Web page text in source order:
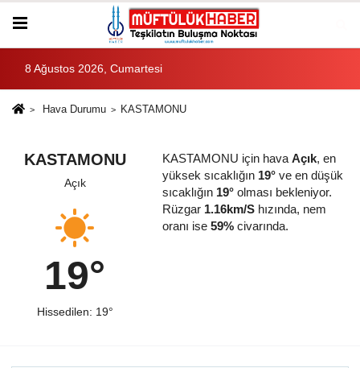
8 Ağustos 2026, Cumartesi
Hava Durumu KASTAMONU
KASTAMONU
Açık
19°
Hissedilen: 19°
KASTAMONU için hava Açık, en
yüksek sıcaklığın 19°ve en düşük
sıcaklığın 19°olması bekleniyor.
Rüzgar 1.16km/Shızında, nem
oranı ise 59%civarında.